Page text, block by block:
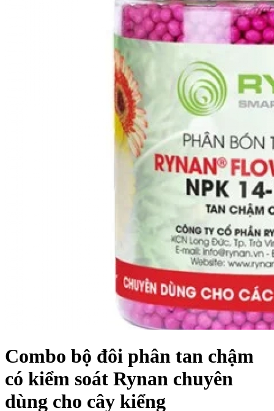
Combo bộ đôi phân tan chậm
có kiểm soát Rynan chuyên
dùng cho cây kiểng